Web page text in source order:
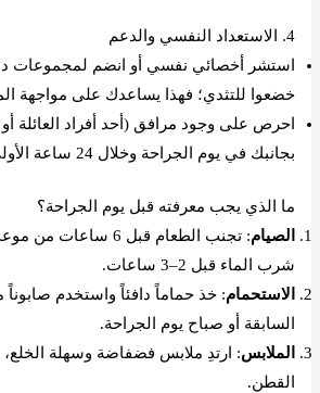
4. الاستعداد النفسي والدعم
استشر أخصائي نفسي أو انضم لمجموعات
خضعوا للتثدي؛ فهذا يساعدك على مواجهة
احرص على وجود مرافق (أحد أفراد العائلة
بجانبك في يوم الجراحة وخلال 24 ساعة الأولى بعد العملية.
ما الذي يجب معرفته قبل يوم الجراحة؟
الصيام
: تجنب الطعام قبل 6
شرب الماء قبل 2–3 ساعات.
الاستحمام: خذ حماماً دافئاً واستخدم صابوناً
السابقة أو صباح يوم الجراحة.
الملابس: ارتدِ ملابس فضفاضة وسهلة
القطن.